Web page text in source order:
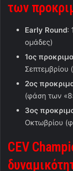
των
Early Round:
ομάδες)
1ος
2ος
(φάση των
3ος
Οκτωβρίου
CEV